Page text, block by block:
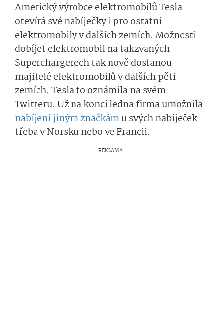
Americký výrobce elektromobilů Tesla
otevírá své nabíječky i pro ostatní
elektromobily v dalších zemích. Možnosti
dobíjet elektromobil na takzvaných
Superchargerech tak nově dostanou
majitelé elektromobilů v dalších pěti
zemích. Tesla to oznámila na svém
Twitteru. Už na konci ledna firma umožnila
nabíjení jiným značkámu svých nabíječek
třeba v Norsku nebo ve Francii.